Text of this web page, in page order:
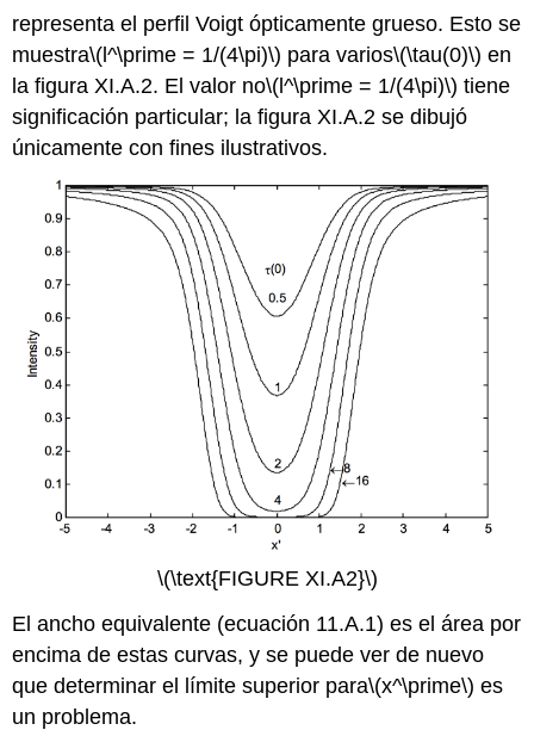
representa el perfil Voigt ópticamente grueso. Esto se
muestra\(l^\prime = 1/(4\pi)\) para varios\(\tau(0)\) en
la figura XI.A.2. El valor no\(l^\prime = 1/(4\pi)\) tiene
significación particular; la figura XI.A.2 se dibujó
únicamente con fines ilustrativos.
\(\text{FIGURE XI.A2}\)
El ancho equivalente (ecuación 11.A.1) es el área por
encima de estas curvas, y se puede ver de nuevo
que determinar el límite superior para\(x^\prime\) es
un problema.